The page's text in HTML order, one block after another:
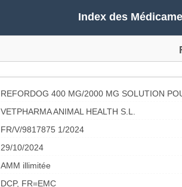
Index des
REFORDOG 400 MG/2000 MG SOLUTION
VETPHARMA ANIMAL HEALTH S.L.
FR/V/9817875 1/2024
29/10/2024
AMM illimitée
DCP, FR=EMC